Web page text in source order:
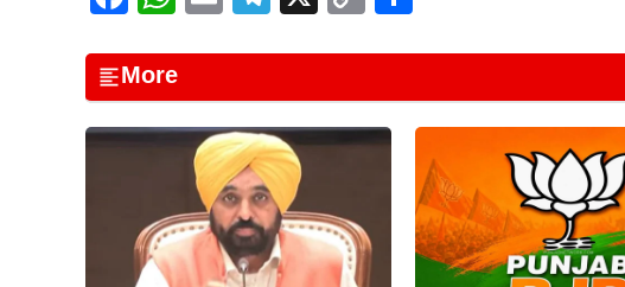
c
e
b
o
k
at
s
A
p
p
gr
a
m
y
Li
k
e
More